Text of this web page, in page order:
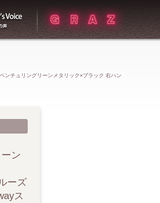
お客様の声
ンチュリングリーンメタリック×ブラック 右ハン
ン
ーズ
ス